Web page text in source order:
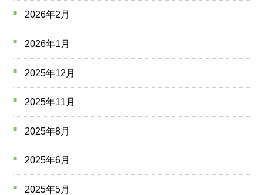
2026年2月
2026年1月
2025年12月
2025年11月
2025年8月
2025年6月
2025年5月